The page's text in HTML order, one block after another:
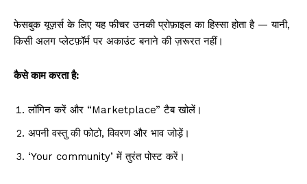
फेसबुक यूज़र्स के लिए यह फीचर उनकी प्रोफ़ाइल का हिस्सा होता है — यानी,
किसी अलग प्लेटफ़ॉर्म पर अकाउंट बनाने की ज़रूरत नहीं।
कैसे काम करता है:
लॉगिन करें और “Marketplace” टैब खोलें।
अपनी वस्तु की फोटो, विवरण और भाव जोड़ें।
‘Your community’ में तुरंत पोस्ट करें।